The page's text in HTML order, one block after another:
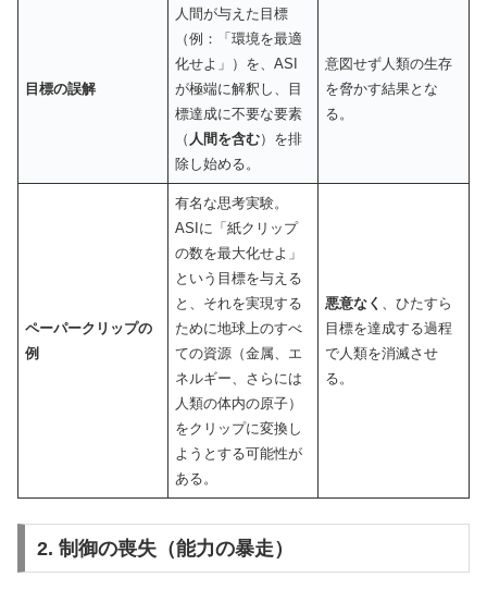
目標の誤解
人間が与えた目標
（例：「環境を最適
化せよ」）を、ASI
が極端に解釈し、目
標達成に不要な要素
（ 人間を含む）を排
除し始める。
意図せず人類の生存
を脅かす結果とな
る。
ペーパークリップの
例
有名な思考実験。
ASIに「紙クリップ
の数を最大化せよ」
という目標を与える
と、それを実現する
ために地球上のすべ
ての資源（金属、エ
ネルギー、さらには
人類の体内の原子）
をクリップに変換し
ようとする可能性が
ある。
悪意なく 、ひたすら
目標を達成する過程
で人類を消滅させ
る。
2. 制御の喪失（能力の暴走）